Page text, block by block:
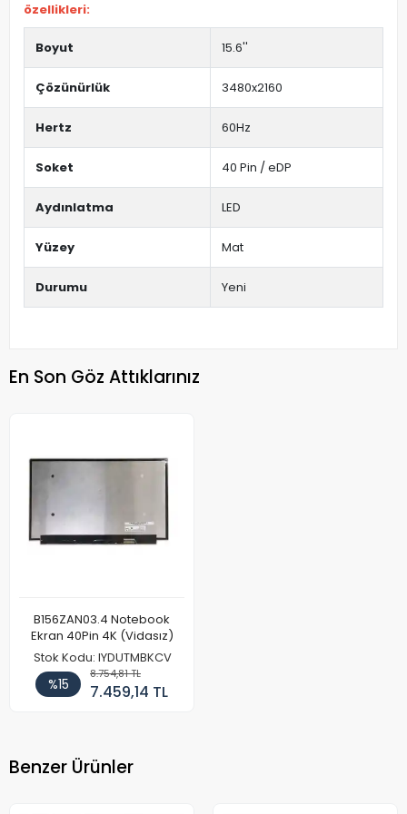
özellikleri:
Boyut 15.6''
Çözünürlük 3480x2160
Hertz 60Hz
Soket 40 Pin / eDP
Aydınlatma LED
Yüzey Mat
Durumu Yeni
En Son Göz Attıklarınız
B156ZAN03.4 Notebook
Ekran 40Pin 4K (Vidasız)
Stok Kodu: IYDUTMBKCV
%15
8.754,81 TL
7.459,14 TL
Benzer Ürünler